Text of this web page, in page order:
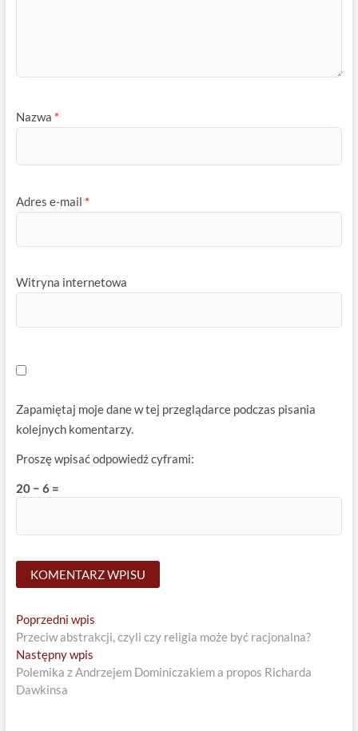
Nazwa *
Adres e-mail *
Witryna internetowa
Zapamiętaj moje dane w tej przeglądarce podczas pisania
kolejnych komentarzy.
Proszę wpisać odpowiedź cyframi:
20 − 6 =
Nawigacja
wpisu
Poprzedni wpisPrevious
post:
Przeciw abstrakcji, czyli czy religia może być racjonalna?
Następny wpisNext
post:
Polemika z Andrzejem Dominiczakiem a propos Richarda
Dawkinsa